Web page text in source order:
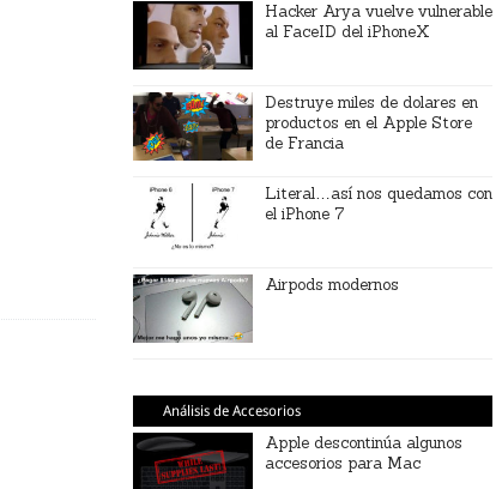
Hacker Arya vuelve vulnerable
al FaceID del iPhoneX
Destruye miles de dolares en
productos en el Apple Store
de Francia
Literal…así nos quedamos con
el iPhone 7
Airpods modernos
Análisis de Accesorios
Apple descontinúa algunos
accesorios para Mac